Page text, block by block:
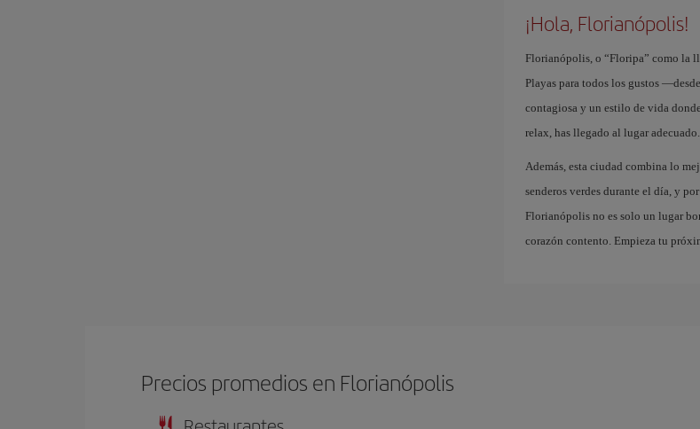
¡Hola, Florianópolis!
Florianópolis, o “Floripa” como la
Playas para todos los gustos
contagiosa y un estilo de vida
relax, has llegado al lugar adecuado.
Además, esta ciudad combina lo
senderos verdes durante el día, y
Florianópolis no es solo un lugar
corazón contento. Empieza tu
Precios promedios en Florianópolis